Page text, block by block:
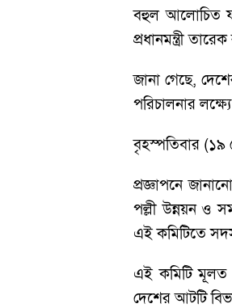
বহুল আলোচিত
প্রধানমন্ত্রী
জানা গেছে,
পরিচালনার
বৃহস্পতিবার (১৯
প্রজ্ঞাপনে
পল্লী উন্নয়ন ও
এই কমিটিতে
এই কমিটি মূলত
দেশের আটটি